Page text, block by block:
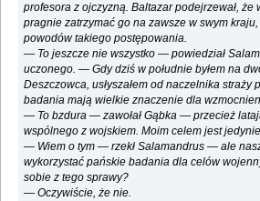
profesora z ojczyzną. Baltazar podejrzewał, że
pragnie zatrzymać go na zawsze w swym
powodów takiego postępowania.
— To jeszcze nie wszystko — powiedział
uczonego. — Gdy dziś w południe byłem na
Deszczowca, usłyszałem od naczelnika straży
badania mają wielkie znaczenie dla
— To bzdura — zawołał Gąbka — przecież
wspólnego z wojskiem. Moim celem jest
— Wiem o tym — rzekł Salamandrus — ale
wykorzystać pańskie badania dla celów
sobie z tego sprawy?
— Oczywiście, że nie.